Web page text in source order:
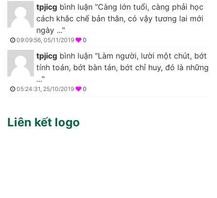
tpjicg bình luận "Càng lớn tuổi, càng phải học
cách khắc chế bản thân, có vậy tương lai mới
ngày ..."
09:09:56, 05/11/2019 0
tpjicg bình luận "Làm người, lười một chút, bớt
tính toán, bớt bàn tán, bớt chỉ huy, đó là những
..."
05:24:31, 25/10/2019 0
Liên kết logo